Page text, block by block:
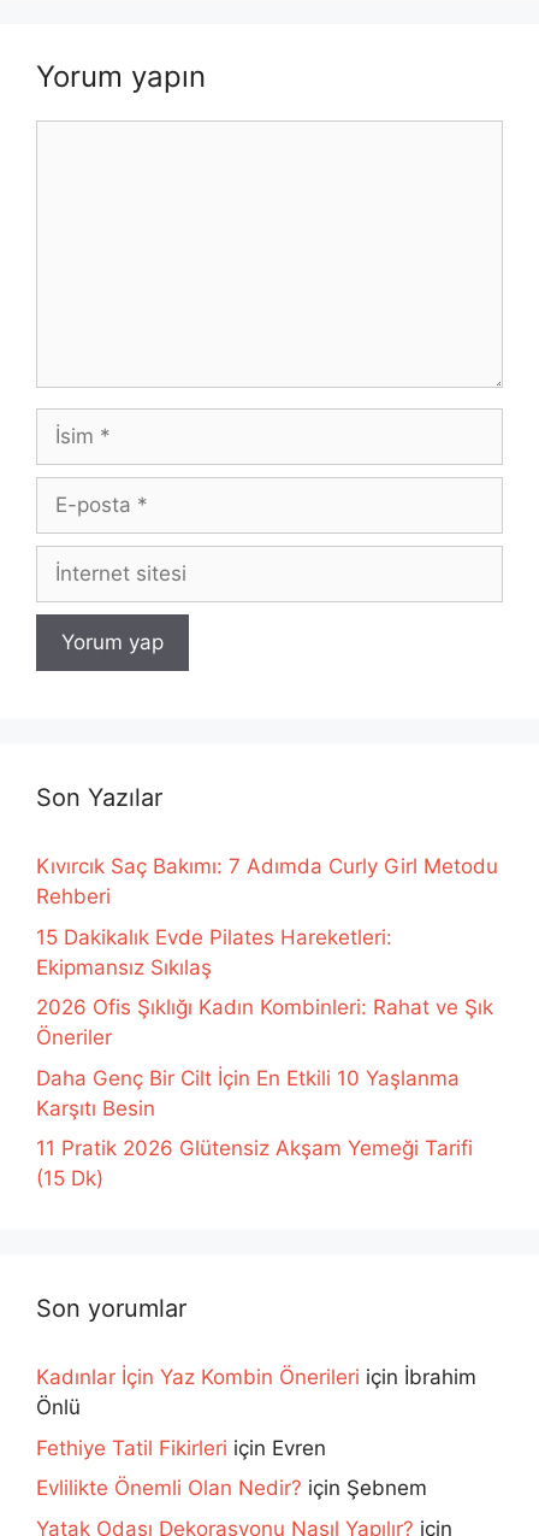
Yorum yapın
İsim
posta
İnternet
Son Yazılar
Kıvırcık Saç Bakımı: 7 Adımda Curly Girl Metodu
Rehberi
15 Dakikalık Evde Pilates Hareketleri:
Ekipmansız Sıkılaş
2026 Ofis Şıklığı Kadın Kombinleri: Rahat ve Şık
Öneriler
Daha Genç Bir Cilt İçin En Etkili 10 Yaşlanma
Karşıtı Besin
11 Pratik 2026 Glütensiz Akşam Yemeği Tarifi
(15 Dk)
Son yorumlar
Kadınlar İçin Yaz Kombin Önerileri için İbrahim
Önlü
Fethiye Tatil Fikirleri için Evren
Evlilikte Önemli Olan Nedir? için Şebnem
Yatak Odası Dekorasyonu Nasıl Yapılır? için